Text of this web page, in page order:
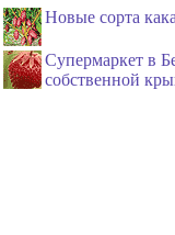
Новые сорта
Супермаркет в
собственной